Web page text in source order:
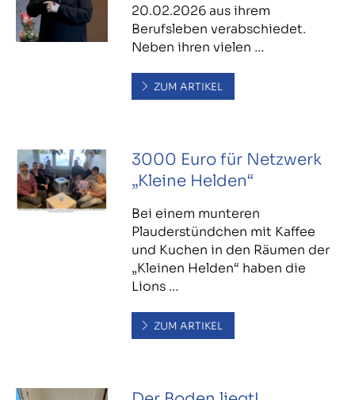
20.02.2026 aus ihrem
Berufsleben verabschiedet.
Neben ihren vielen …
ZUM ARTIKEL
3000 Euro für Netzwerk
„Kleine Helden“
Bei einem munteren
Plauderstündchen mit Kaffee
und Kuchen in den Räumen der
„Kleinen Helden“ haben die
Lions …
ZUM ARTIKEL